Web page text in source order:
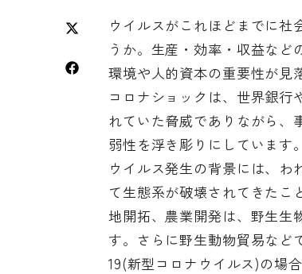
ウイルスがこれほどまでに社
うか。生産・効率・収益な
環境や人的資本の重要性が見
コロナショックは、世界銀行
れていた脅威でありながら、
弱性を浮き彫りにしています。
ウイルス発生の背景には、わ
て生態系が破壊されてきたこ
地開拓、農業開発は、野生生
す。さらに野生動物貿易など
19(新型コロナウイルス)の場